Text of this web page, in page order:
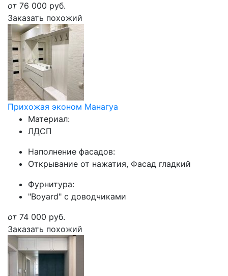
от 76 000 руб.
Заказать похожий
Прихожая эконом Манагуа
Материал:
ЛДСП
Наполнение фасадов:
Открывание от нажатия, Фасад гладкий
Фурнитура:
"Boyard" с доводчиками
от 74 000 руб.
Заказать похожий